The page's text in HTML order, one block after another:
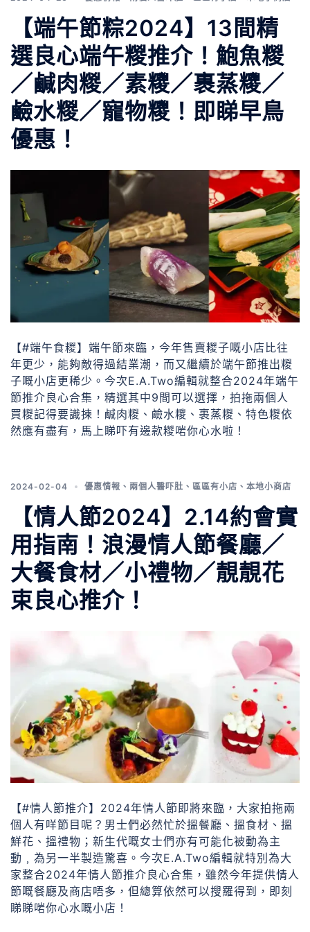
【端午節粽2024】13間精
選良心端午糉推介！鮑魚糉
／鹹肉糉／素糭／裹蒸糭／
鹼水糉／寵物糭！即睇早鳥
優惠！
【#端午食糉】端午節來臨，今年售賣糉子嘅小店比往
年更少，能夠敵得過結業潮，而又繼續於端午節推出糉
子嘅小店更稀少。今次E.A.Two編輯就整合2024年端午
節推介良心合集，精選其中9間可以選擇，拍拖兩個人
買糉記得要識揀！鹹肉糉、鹼水糭、裹蒸糉、特色糉依
然應有盡有，馬上睇吓有邊款糉啱你心水啦！
2024-02-04 優惠情報 、 兩個人醫吓肚 、 區區有小店 、 本地小商店
【情人節2024】2.14約會實
用指南！浪漫情人節餐廳／
大餐食材／小禮物／靚靚花
束良心推介！
【#情人節推介】2024年情人節即將來臨，大家拍拖兩
個人有咩節目呢？男士們必然忙於搵餐廳、搵食材、搵
鮮花、搵禮物；新生代嘅女士們亦有可能化被動為主
動﹐為另一半製造驚喜。今次E.A.Two編輯就特別為大
家整合2024年情人節推介良心合集，雖然今年提供情人
節嘅餐廳及商店唔多，但總算依然可以搜羅得到，即刻
睇睇啱你心水嘅小店！